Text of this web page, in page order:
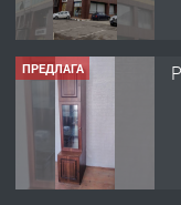
ПРЕДЛАГА
ПРЕДЛАГА